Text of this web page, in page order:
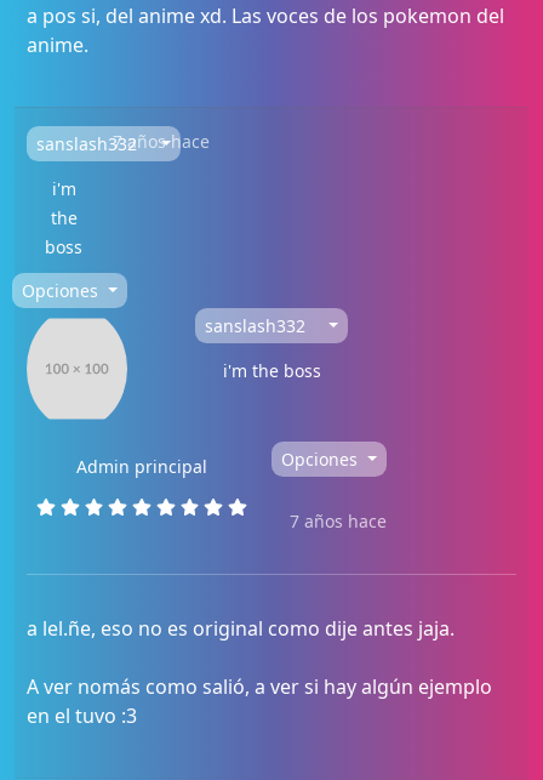
a pos si, del anime xd. Las voces de los pokemon del
anime.
sanslash332
i'm
the
boss
7 años hace
Opciones
sanslash332
i'm the boss
Admin principal Opciones
7 años hace
a lel.ñe, eso no es original como dije antes jaja.
A ver nomás como salió, a ver si hay algún ejemplo
en el tuvo :3